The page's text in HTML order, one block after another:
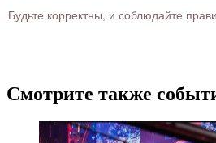
Будьте корректны, и соблюдайте
Смотрите также